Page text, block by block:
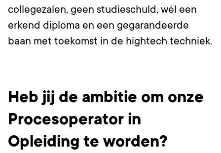
collegezalen, geen studieschuld, wél een
erkend diploma en een gegarandeerde
baan met toekomst in de hightech techniek.
Wat ga je doen?
Heb jij de ambitie om onze
Procesoperator in
Opleiding te worden?